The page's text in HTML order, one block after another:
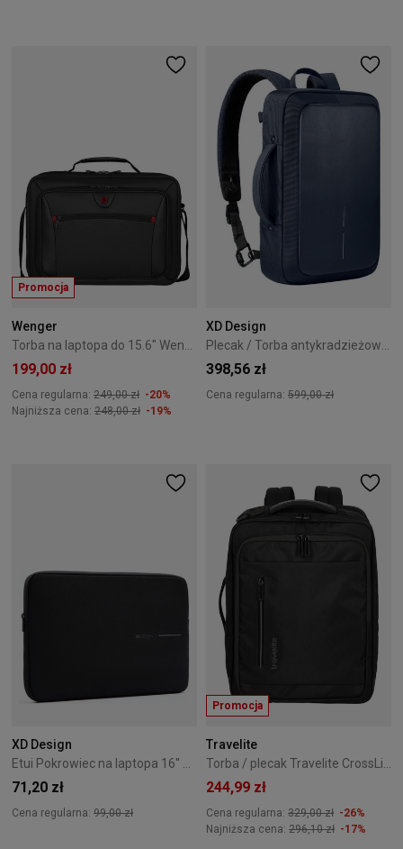
Promocja
Wenger
199,00 zł
Cena regularna: 249,00 zł -20%
Najniższa cena: 248,00 zł -19%
XD Design
398,56 zł
Cena regularna: 599,00 zł
XD Design
71,20 zł
Cena regularna: 99,00 zł
Promocja
Travelite
244,99 zł
Cena regularna: 329,00 zł -26%
Najniższa cena: 296,10 zł -17%